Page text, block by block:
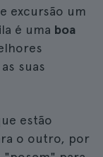
excursão um
é uma boa
suas
estão
o outro, por